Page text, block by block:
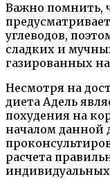
Важно помнить,
углеводов,
сладких и
газированных
Несмотря на
диета Адель
похудения на
началом данной
расчета